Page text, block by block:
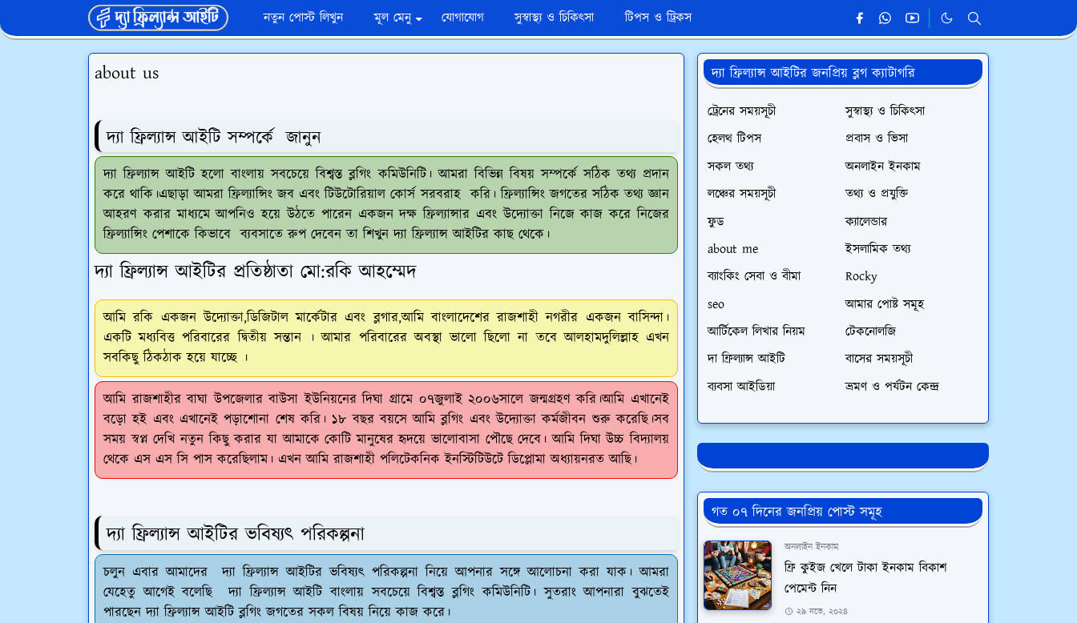
নতুন পোস্ট লিখুন মূল মেনু যোগাযোগ সুস্বাস্থ্য ও চিকিৎসা টিপস ও ট্রিকস
about us
দ্যা ফ্রিল্যান্স আইটি সম্পর্কে জানুন
দ্যা ফ্রিল্যান্স আইটি হলো বাংলায় সবচেয়ে বিশ্বস্ত ব্লগিং কমিউনিটি। আমরা বিভিন্ন বিষয় সম্পর্কে সঠিক তথ্য প্রদান
করে থাকি।এছাড়া আমরা ফ্রিল্যান্সিং জব এবং টিউটোরিয়াল কোর্স সরবরাহ করি। ফ্রিল্যান্সিং জগতের সঠিক তথ্য জ্ঞান
আহরণ করার মাধ্যমে আপনিও হয়ে উঠতে পারেন একজন দক্ষ ফ্রিল্যান্সার এবং উদ্যোক্তা নিজে কাজ করে নিজের
ফ্রিল্যান্সিং পেশাকে কিভাবে ব্যবসাতে রুপ দেবেন তা শিখুন দ্যা ফ্রিল্যান্স আইটির কাছ থেকে।
দ্যা ফ্রিল্যান্স আইটির প্রতিষ্ঠাতা মো:রকি আহম্মেদ
আমি রকি একজন উদ্যোক্তা,ডিজিটাল মার্কেটার এবং ব্লগার,আমি বাংলাদেশের রাজশাহী নগরীর একজন বাসিন্দা।
একটি মধ্যবিত্ত পরিবারের দ্বিতীয় সন্তান । আমার পরিবারের অবস্থা ভালো ছিলো না তবে আলহামদুলিল্লাহ এখন
সবকিছু ঠিকঠাক হয়ে যাচ্ছে ।
আমি রাজশাহীর বাঘা উপজেলার বাউসা ইউনিয়নের দিঘা গ্রামে ০৭জুলাই ২০০৬সালে জন্মগ্রহণ করি।আমি এখানেই
বড়ো হই এবং এখানেই পড়াশোনা শেষ করি। ১৮ বছর বয়সে আমি ব্লগিং এবং উদ্যোক্তা কর্মজীবন শুরু করেছি।সব
সময় স্বপ্ন দেখি নতুন কিছু করার যা আমাকে কোটি মানুষের হৃদয়ে ভালোবাসা পৌছে দেবে। আমি দিঘা উচ্চ বিদ্যালয়
থেকে এস এস সি পাস করেছিলাম। এখন আমি রাজশাহী পলিটেকনিক ইনস্টিটিউটে ডিপ্লোমা অধ্যায়নরত আছি।
দ্যা ফ্রিল্যান্স আইটির ভবিষ্যৎ পরিকল্পনা
চলুন এবার আমাদের দ্যা ফ্রিল্যান্স আইটির ভবিষ্যৎ পরিকল্পনা নিয়ে আপনার সঙ্গে আলোচনা করা যাক। আমরা
যেহেতু আগেই বলেছি দ্যা ফ্রিল্যান্স আইটি বাংলায় সবচেয়ে বিশ্বস্ত ব্লগিং কমিউনিটি। সুতরাং আপনারা বুঝতেই
পারছেন দ্যা ফ্রিল্যান্স আইটি ব্লগিং জগতের সকল বিষয় নিয়ে কাজ করে।
দ্যা ফ্রিল্যান্স আইটির জনপ্রিয় ব্লগ ক্যাটাগরি
ট্রেনের সময়সূচী
সুস্বাস্থ্য ও চিকিৎসা
হেলথ টিপস
প্রবাস ও ভিসা
সকল তথ্য
অনলাইন ইনকাম
লঞ্চের সময়সূচী
তথ্য ও প্রযুক্তি
ফুড
ক্যালেন্ডার
about me
ইসলামিক তথ্য
ব্যাংকিং সেবা ও বীমা
Rocky
seo
আমার পোষ্ট সমূহ
আর্টিকেল লিখার নিয়ম
টেকনোলজি
দা ফ্রিল্যান্স আইটি
বাসের সময়সূচী
ব্যবসা আইডিয়া
ভ্রমণ ও পর্যটন কেন্দ্র
গত ০৭ দিনের জনপ্রিয় পোস্ট সমূহ
অনলাইন ইনকাম
ফ্রি কুইজ খেলে টাকা ইনকাম বিকাশ
পেমেন্ট নিন
২৯ নভে, ২০২৪